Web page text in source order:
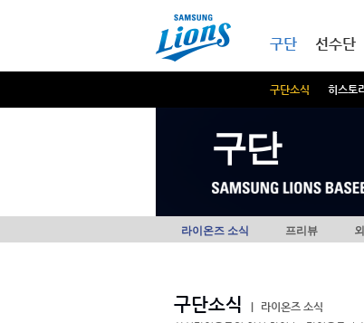
구단
구단소식 히스토리
선수단
구단
라이온즈 소식 프리뷰
구단소식
라이온즈 소식